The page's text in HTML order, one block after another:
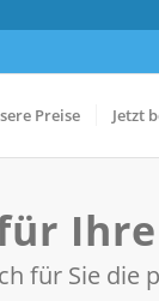
Preise Jetzt
für Sie die